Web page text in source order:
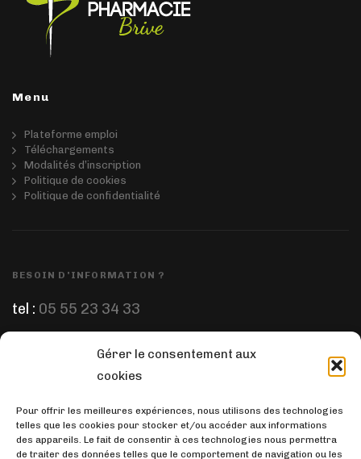
Gérer le consentement aux
cookies
Pour offrir les meilleures expériences, nous utilisons des technologies
telles que les cookies pour stocker et/ou accéder aux informations
des appareils. Le fait de consentir à ces technologies nous permettra
de traiter des données telles que le comportement de navigation ou les
Menu
Plateforme emploi
Téléchargements
Modalités d’inscription
Politique de cookies
Politique de confidentialité
BESOIN D'INFORMATION ?
tel : 05 55 23 34 33
ÉCRIVEZ-NOUS